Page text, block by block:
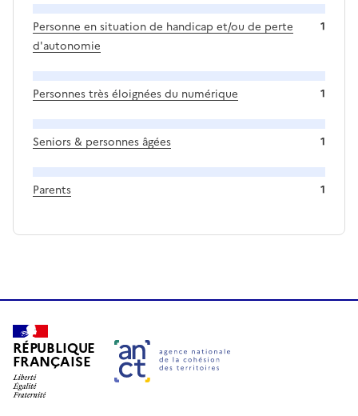
Personne en situation de handicap et/ou de perte
d'autonomie
1
Personnes très éloignées du numérique 1
Seniors & personnes âgées 1
Parents 1
RÉPUBLIQUE
FRANÇAISE